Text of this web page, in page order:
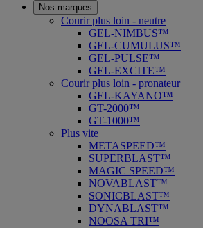
Nos marques
Courir plus loin - neutre
GEL-NIMBUS™
GEL-CUMULUS™
GEL-PULSE™
GEL-EXCITE™
Courir plus loin - pronateur
GEL-KAYANO™
GT-2000™
GT-1000™
Plus vite
METASPEED™
SUPERBLAST™
MAGIC SPEED™
NOVABLAST™
SONICBLAST™
DYNABLAST™
NOOSA TRI™